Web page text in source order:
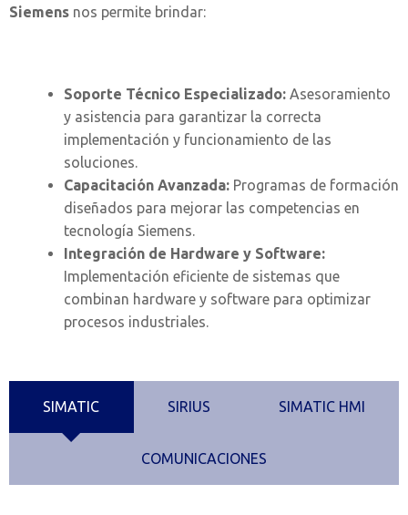
Siemens nos permite brindar:
Soporte Técnico Especializado: Asesoramiento
y asistencia para garantizar la correcta
implementación y funcionamiento de las
soluciones.
Capacitación Avanzada: Programas de formación
diseñados para mejorar las competencias en
tecnología Siemens.
Integración de Hardware y Software:
Implementación eficiente de sistemas que
combinan hardware y software para optimizar
procesos industriales.
SIMATIC SIRIUS SIMATIC HMI
COMUNICACIONES